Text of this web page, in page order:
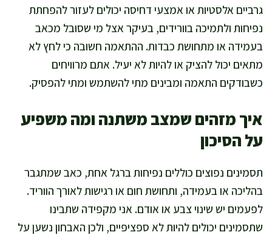
גרביים אלסטיות או אמצעי דחיסה יכולים לעזור להפחתת
נפיחות ולתמיכה בוורידים, בעיקר אצל מי שסובל מכאב
בעמידה או מתחושת כבדות. ההתאמה חשובה כי לחץ לא
מתאים יכול להציק או להיות לא יעיל. אתם מרוויחים
כשבודקים התאמה ומבינים מתי להשתמש ומתי להפסיק.
איך מזהים שמצב משתנה ומה משפיע
על הסיכון
תסמינים נפוצים כוללים נפיחות ברגל אחת, כאב שמתגבר
בהליכה או בעמידה, ותחושת חום או רגישות לאורך הווריד.
לפעמים יש שינוי צבע או אודם. אני מקפידה שתבינו
שתסמינים יכולים להיות לא ספציפיים, ולכן האבחון נשען על